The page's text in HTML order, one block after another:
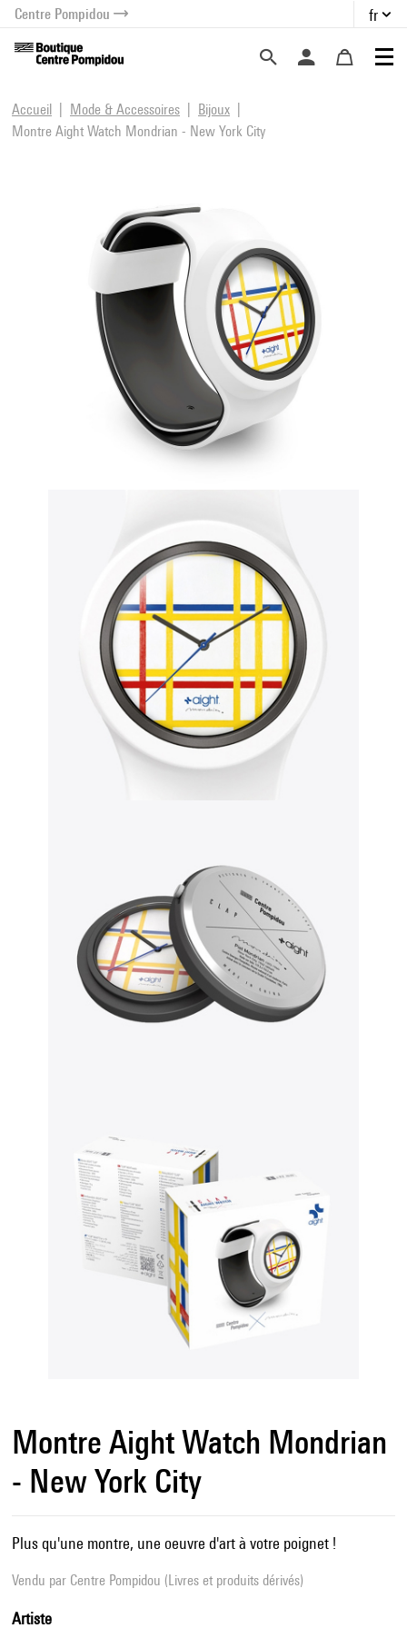
menu
contenu
Centre Pompidou fr
Accueil Mode & Accessoires
Bijoux
Montre Aight Watch Mondrian - New York City
Montre Aight Watch Mondrian
- New York City
Plus qu'une montre, une oeuvre d'art à votre poignet !
Vendu par Centre Pompidou (Livres et produits dérivés)
Artiste